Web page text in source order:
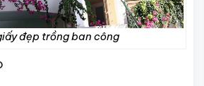
đẹp trồng ban công